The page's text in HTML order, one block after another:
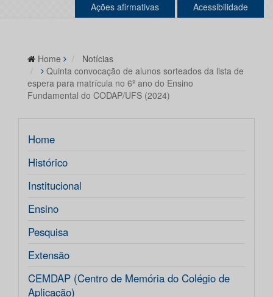
Ações afirmativas Acessibilidade
Home
Notícias
Quinta convocação de alunos sorteados da lista de
espera para matrícula no 6º ano do Ensino
Fundamental do CODAP/UFS (2024)
Home
Histórico
Institucional
Ensino
Pesquisa
Extensão
CEMDAP (Centro de Memória do Colégio de
Aplicação)